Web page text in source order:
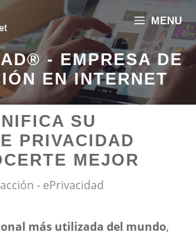
MENU
- EMPRESA DE
EN INTERNET
SU
PRIVACIDAD
MEJOR
- ePrivacidad
más utilizada del mundo,